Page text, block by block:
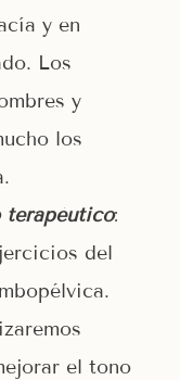
y en
Los
y
los
:
del
el tono